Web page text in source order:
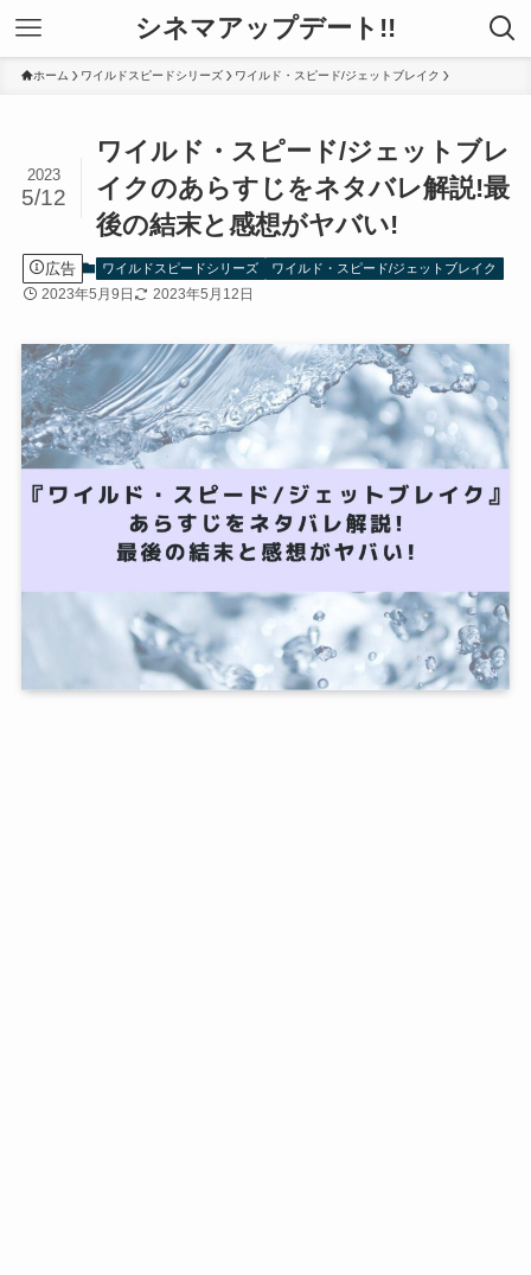
シネマアップデート!!
ホーム ワイルドスピードシリーズ ワイルド・スピード/ジェットブレイク
ワイルド・スピード/ジェットブレ
イクのあらすじをネタバレ解説!最
後の結末と感想がヤバい!
2023
5/12
広告 ワイルドスピードシリーズ ワイルド・スピード/ジェットブレイク
2023年5月9日 2023年5月12日